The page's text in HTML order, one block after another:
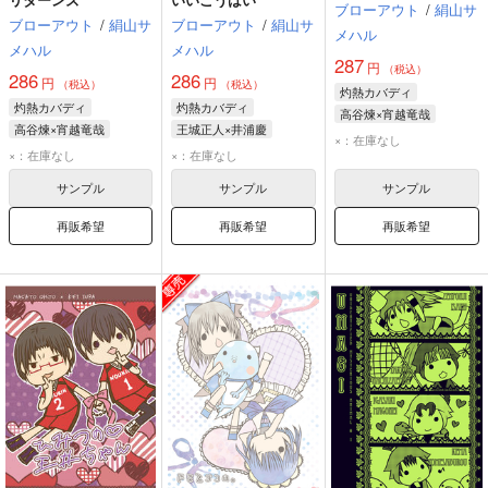
ブローアウト / 絹山サ
メハル
286 円 （税込）
灼熱カバディ
高谷煉×宵越竜哉
宵越竜哉
井浦慶
×：在庫なし
サンプル
再販希望
ブローアウト / 絹山サ
メハル
286 円 （税込）
灼熱カバディ
王城正人×井浦慶
王城正人
×：在庫なし
サンプル
再販希望
ブローアウト / 絹山サ
メハル
287円 （税込）
灼熱カバディ
高谷煉×宵越竜哉
宵越竜哉
×：在庫なし
サンプル
再販希望